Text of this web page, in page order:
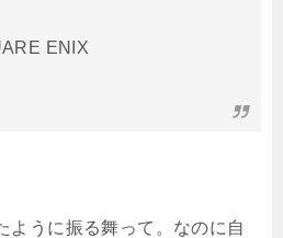
ENIX
ように振る舞って。なのに自